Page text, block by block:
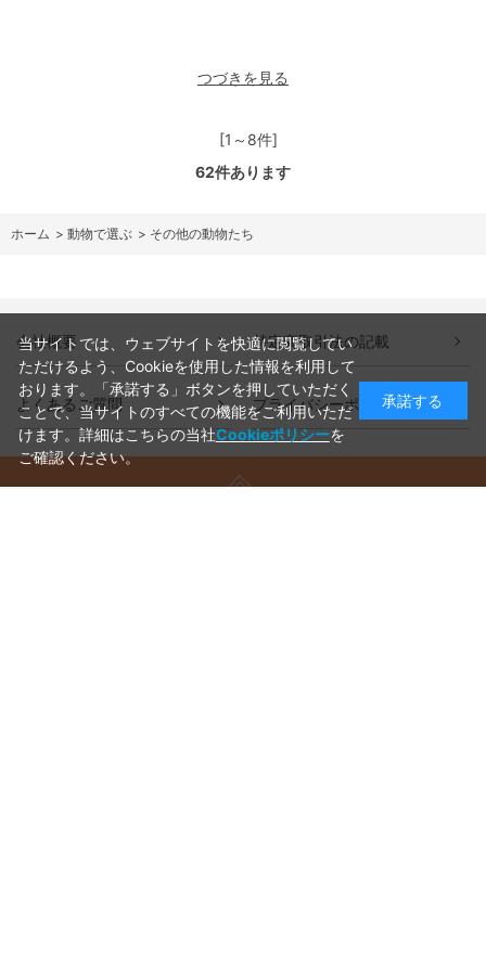
つづきを見る
[1～8件]
62件あります
ホーム > 動物で選ぶ > その他の動物たち
会社概要 特定商取引法の記載
よくあるご質問 プライバシーポリシー
当サイトでは、ウェブサイトを快適に閲覧してい
ただけるよう、Cookieを使用した情報を利用して
おります。「承諾する」ボタンを押していただく
ことで、当サイトのすべての機能をご利用いただ
けます。詳細はこちらの当社Cookieポリシーを
ご確認ください。
承諾する